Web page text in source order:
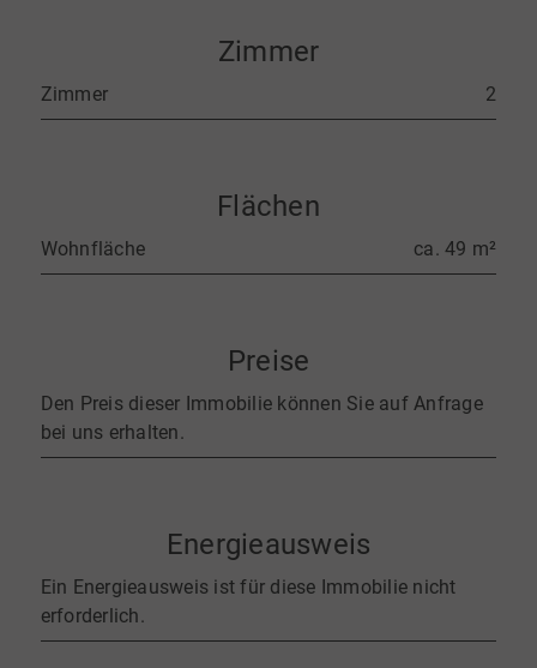
Zimmer
Zimmer 2
Flächen
Wohnfläche ca. 49 m²
Preise
Den Preis dieser Immobilie können Sie auf Anfrage
bei uns erhalten.
Energieausweis
Ein Energieausweis ist für diese Immobilie nicht
erforderlich.